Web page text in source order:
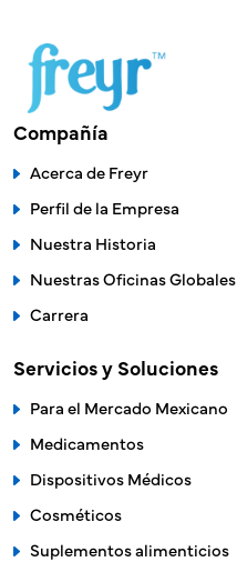
Compañía
Acerca de Freyr
Perfil de la Empresa
Nuestra Historia
Nuestras Oficinas Globales
Carrera
Servicios y Soluciones
Para el Mercado Mexicano
Medicamentos
Dispositivos Médicos
Cosméticos
Suplementos alimenticios